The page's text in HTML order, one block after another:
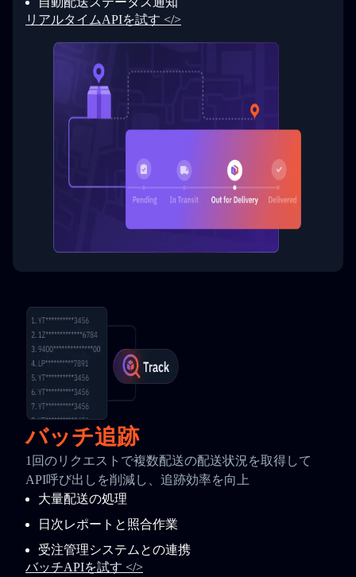
33
34
  }
}
リアルタイムAPIを試す </>
バッチ追跡
1回のリクエストで複数配送の配送状況を取得して
API呼び出しを削減し、追跡効率を向上
大量配送の処理
日次レポートと照合作業
受注管理システムとの連携
バッチAPIを試す </>